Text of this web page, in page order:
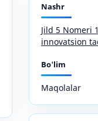
Nashr
Jild 5 Nomeri
innovatsion
Bo'lim
Maqolalar